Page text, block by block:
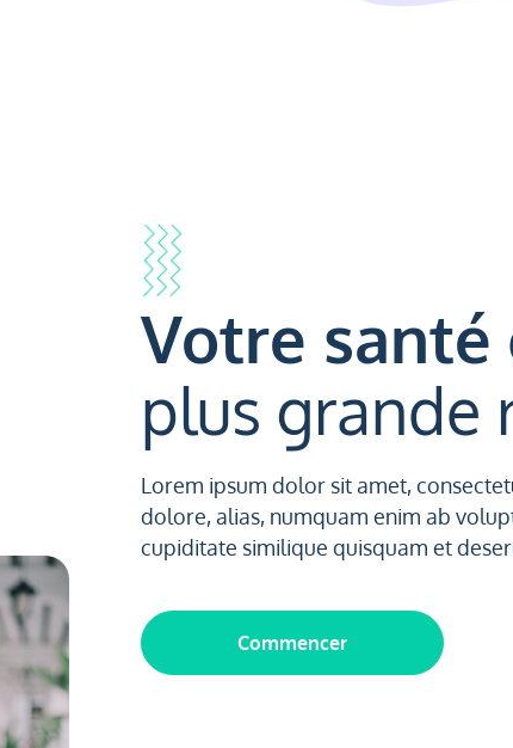
Votre santé
plus grande
Lorem ipsum dolor sit amet,
dolore, alias, numquam enim ab
cupiditate similique quisquam et
Commencer